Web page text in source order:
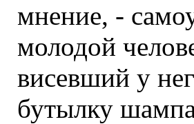
мнение, -
молодой
висевший у
бутылку